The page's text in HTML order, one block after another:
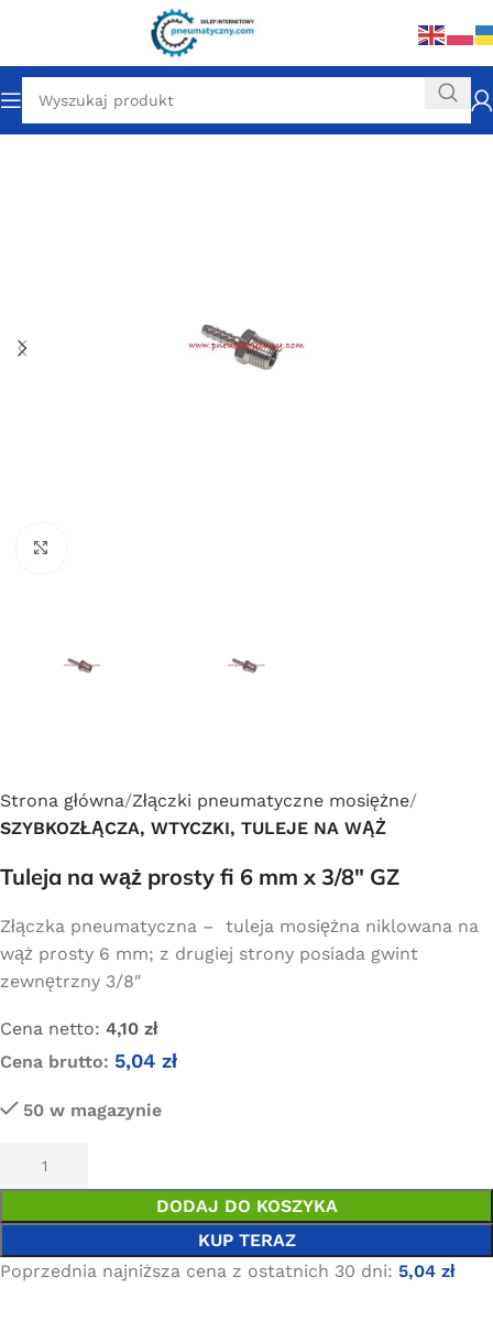
Strona główna Złączki pneumatyczne mosiężne
SZYBKOZŁĄCZA, WTYCZKI, TULEJE NA WĄŻ
Tuleja na wąż prosty fi 6 mm x 3/8″ GZ
Złączka pneumatyczna – tuleja mosiężna niklowana na
wąż prosty 6 mm; z drugiej strony posiada gwint
zewnętrzny 3/8″
Cena netto: 4,10 zł
Cena brutto: 5,04 zł
50 w magazynie
DODAJ DO KOSZYKA
KUP TERAZ
Poprzednia najniższa cena z ostatnich 30 dni: 5,04 zł